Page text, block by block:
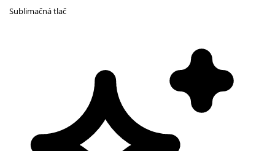
Sublimačná tlač